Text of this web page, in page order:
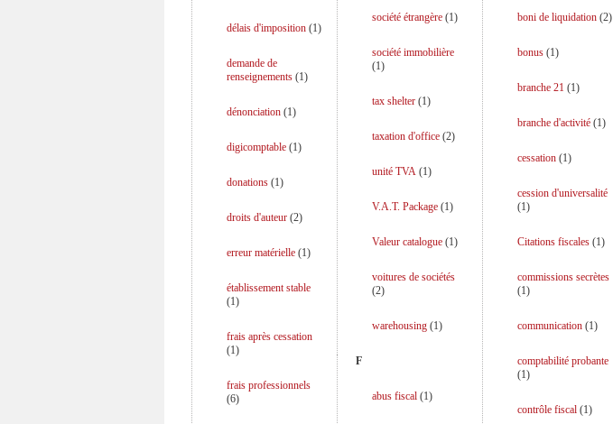
délais d'imposition (1)
demande de
renseignements (1)
dénonciation (1)
digicomptable (1)
donations (1)
droits d'auteur (2)
erreur matérielle (1)
établissement stable
(1)
frais après cessation
(1)
frais professionnels
(6)
société étrangère(1)
société immobilière
(1)
tax shelter(1)
taxation d'office(2)
unité TVA(1)
V.A.T. Package(1)
Valeur catalogue(1)
voitures de sociétés
(2)
warehousing(1)
F
abus fiscal(1)
boni de liquidation(2)
bonus(1)
branche 21 (1)
branche d'activité(1)
cessation(1)
cession d'universalité
(1)
Citations fiscales(1)
commissions secrètes
(1)
communication(1)
comptabilité probante
(1)
contrôle fiscal(1)